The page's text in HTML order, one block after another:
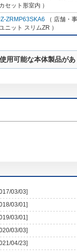
セット形室内 ）
ZRMP63SKA6 （ 店舗・
ニット スリムZR ）
用可能な本体製品が
03/03]
03/01]
03/01]
03/03]
04/23]